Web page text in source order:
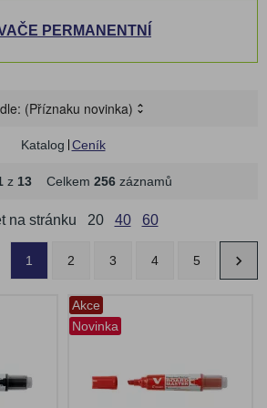
PERMANENTNÍ
(Příznaku novinka)
Katalog Ceník
z 13Celkem 256záznamů
na stránku 20 40 60
1 2 3 4 5
Akce
Novinka